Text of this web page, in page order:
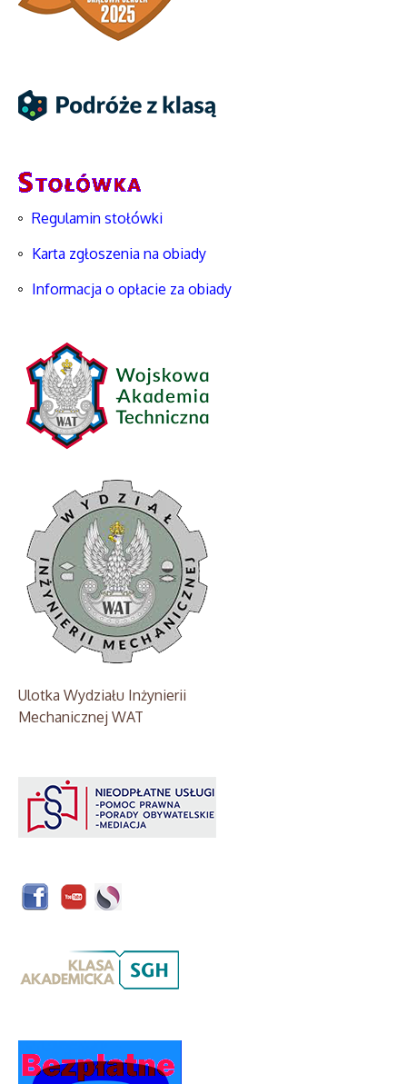
Regulamin stołówki
Karta zgłoszenia na obiady
Informacja o opłacie za obiady
Ulotka Wydziału Inżynierii
Mechanicznej WAT